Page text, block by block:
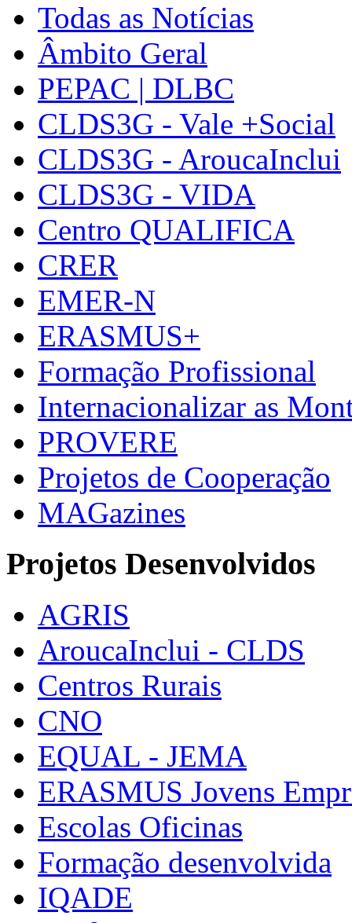
Todas as Notícias
Âmbito Geral
PEPAC | DLBC
CLDS3G - Vale +Social
CLDS3G - AroucaInclui
CLDS3G - VIDA
Centro QUALIFICA
CRER
EMER-N
ERASMUS+
Formação Profissional
Internacionalizar as
PROVERE
Projetos de Cooperação
MAGazines
Projetos Desenvolvidos
AGRIS
AroucaInclui - CLDS
Centros Rurais
CNO
EQUAL - JEMA
ERASMUS Jovens
Escolas Oficinas
Formação desenvolvida
IQADE